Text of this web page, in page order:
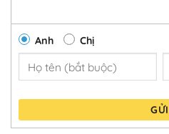
Anh Chị
GỬI